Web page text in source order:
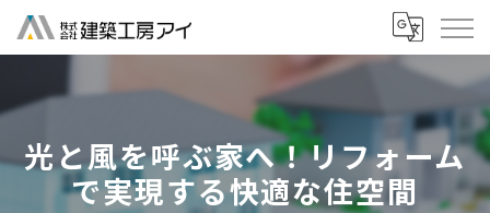
光と風を呼ぶ家へ！リフォーム
で実現する快適な住空間